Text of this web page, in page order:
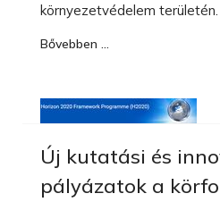
környezetvédelem területén.
Bővebben …
Új kutatási és
pályázatok a